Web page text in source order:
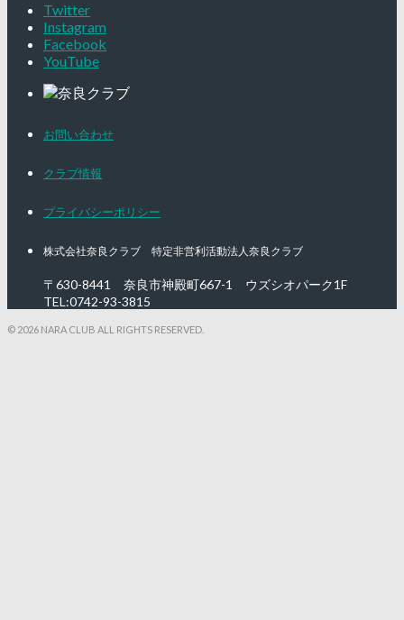
Twitter
Instagram
Facebook
YouTube
お問い合わせ
クラブ情報
プライバシーポリシー
株式会社奈良クラブ 特定非営利活動法人奈良クラブ
〒630-8441 奈良市神殿町667-1 ウズシオパーク1F
TEL:0742-93-3815
© 2026 NARA CLUB ALL RIGHTS RESERVED.